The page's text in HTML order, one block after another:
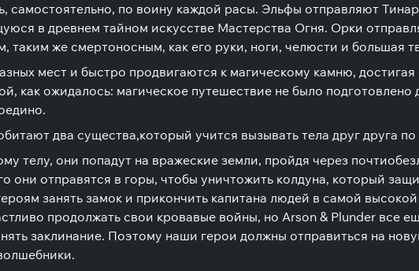
по воину каждой расы. Эльфы отправляют
в древнем тайном искусстве Мастерства Огня. Орки
же смертоносным, как его руки, ноги, челюсти и большая
мест и быстро продвигаются к магическому камню,
как ожидалось: магическое путешествие не было
два существа,который учится вызывать тела друг друга
телу, они попадут на вражеские земли, пройдя через почти
они отправятся в горы, чтобы уничтожить колдуна, который
занять замок и прикончить капитана людей в самой
продолжать свои кровавые войны, но Arson & Plunder все
заклинание. Поэтому наши герои должны отправиться на